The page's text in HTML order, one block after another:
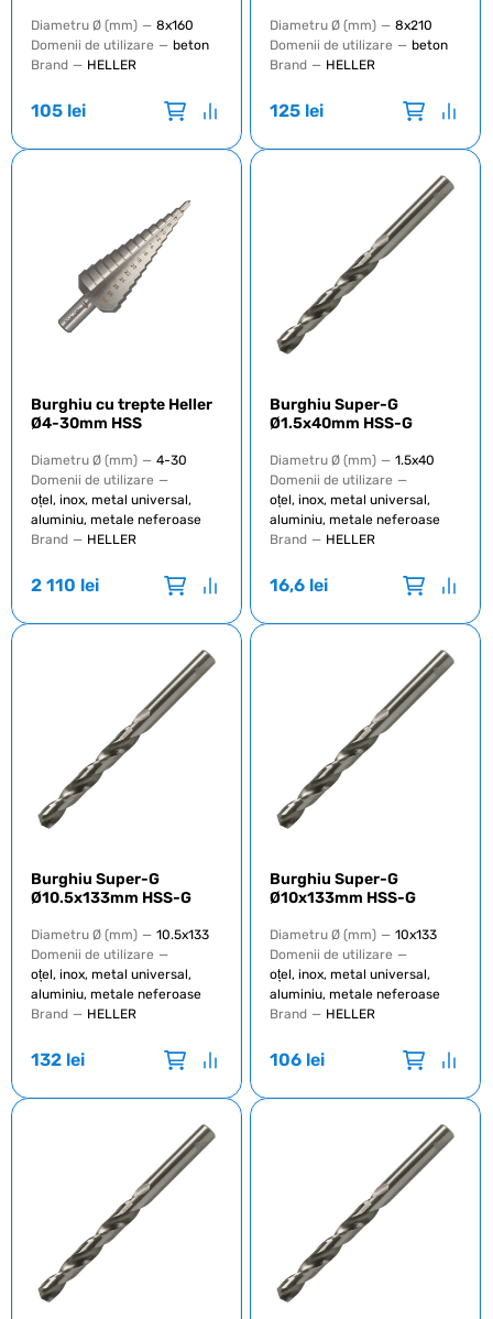
Diametru Ø (mm) — 8x160
Domenii de utilizare — beton
Brand — HELLER
105 lei
Diametru Ø (mm) — 8x210
Domenii de utilizare — beton
Brand — HELLER
125 lei
Burghiu cu trepte Heller
Ø4-30mm HSS
Diametru Ø (mm) — 4-30
Domenii de utilizare —
oțel, inox, metal universal,
aluminiu, metale neferoase
Brand — HELLER
2 110 lei
Burghiu Super-G
Ø1.5x40mm HSS-G
Diametru Ø (mm) — 1.5x40
Domenii de utilizare —
oțel, inox, metal universal,
aluminiu, metale neferoase
Brand — HELLER
16,6 lei
Burghiu Super-G
Ø10.5x133mm HSS-G
Diametru Ø (mm) — 10.5x133
Domenii de utilizare —
oțel, inox, metal universal,
aluminiu, metale neferoase
Brand — HELLER
132 lei
Burghiu Super-G
Ø10x133mm HSS-G
Diametru Ø (mm) — 10x133
Domenii de utilizare —
oțel, inox, metal universal,
aluminiu, metale neferoase
Brand — HELLER
106 lei